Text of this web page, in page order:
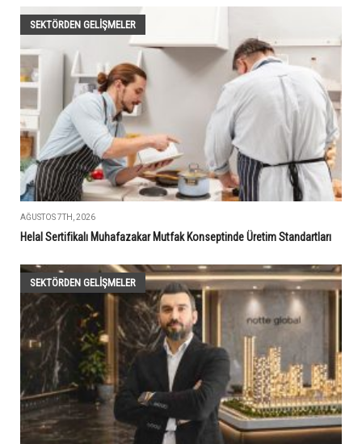
SEKTÖRDEN GELIŞMELER
AĞUSTOS 7TH, 2026
Helal Sertifikalı Muhafazakar Mutfak Konseptinde Üretim Standartları
SEKTÖRDEN GELIŞMELER